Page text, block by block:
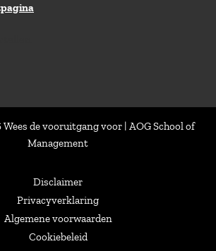
de vooruitgang voor | AOG School of
Management
Disclaimer
Privacyverklaring
Algemene voorwaarden
Cookiebeleid